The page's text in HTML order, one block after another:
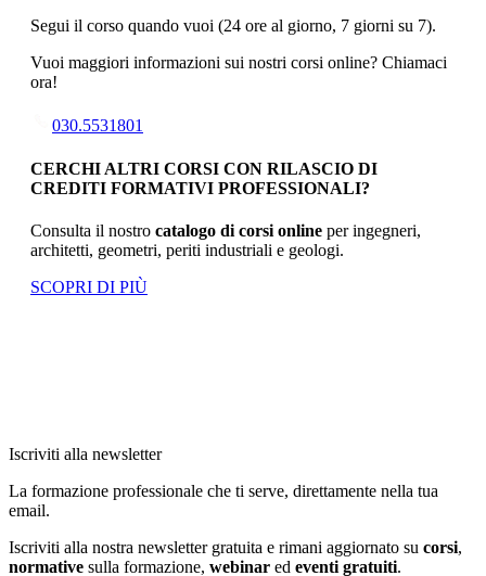
Segui il corso quando vuoi (24 ore al giorno, 7 giorni su 7).
Vuoi maggiori informazioni sui nostri corsi online? Chiamaci
ora!
030.5531801
CERCHI ALTRI CORSI CON RILASCIO DI
CREDITI FORMATIVI PROFESSIONALI?
Consulta il nostro catalogo di corsi online per ingegneri,
architetti, geometri, periti industriali e geologi.
SCOPRI DI PIÙ
Iscriviti alla newsletter
La formazione professionale che ti serve, direttamente nella tua
email.
Iscriviti alla nostra newsletter gratuita e rimani aggiornato su corsi,
normative sulla formazione, webinar ed eventi gratuiti.